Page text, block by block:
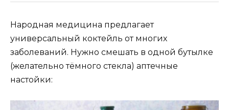
Народная медицина предлагает
универсальный коктейль от многих
заболеваний. Нужно смешать в одной бутылке
(желательно тёмного стекла) аптечные
настойки: